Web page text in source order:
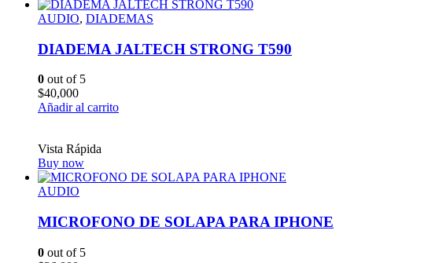
AUDIO, DIADEMAS
DIADEMA JALTECH STRONG T590
0 out of 5
$40,000
Añadir al carrito
Vista Rápida
Buy now
AUDIO
MICROFONO DE SOLAPA PARA IPHONE
0 out of 5